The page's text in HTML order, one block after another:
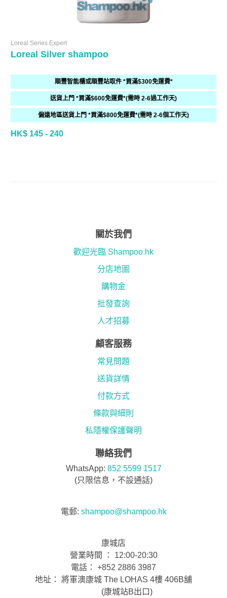
Loreal Series Expert
Loreal Silver shampoo
順豐智能櫃或順豐站取件 *買滿$300免運費*
送貨上門 *買滿$600免運費*(需時 2-6過工作天)
偏遠地區送貨上門 *買滿$800免運費*(需時 2-6個工作天)
HK$ 145 - 240
關於我們
歡迎光臨 Shampoo.hk
分店地圖
購物金
批發查詢
人才招募
顧客服務
常見問題
送貨詳情
付款方式
條款與細則
私隱權保護聲明
聯絡我們
WhatsApp: 852 5599 1517
(只限信息，不設通話)
電郵: shampoo@shampoo.hk
康城店
營業時間 ： 12:00-20:30
電話： +852 2886 3987
地址： 將軍澳康城 The LOHAS 4樓 406B舖
(康城站B出口)